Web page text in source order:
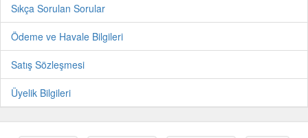
Sıkça Sorulan Sorular
Ödeme ve Havale Bilgileri
Satış Sözleşmesi
Üyelik Bilgileri